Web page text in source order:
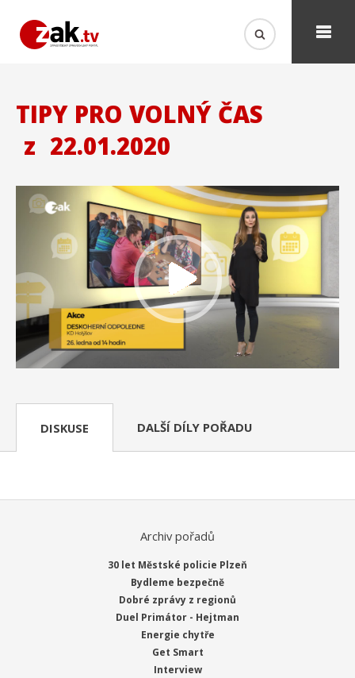
TIPY PRO VOLNÝ ČAS
z 22.01.2020
DISKUSE DALŠÍ DÍLY POŘADU
Archiv pořadů
30 let Městské policie Plzeň
Bydleme bezpečně
Dobré zprávy z regionů
Duel Primátor - Hejtman
Energie chytře
Get Smart
Interview